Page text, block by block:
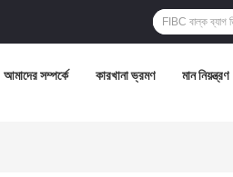
আমাদের সম্পর্কে কারখানা ভ্রমণ মান নিয়ন্ত্রণ